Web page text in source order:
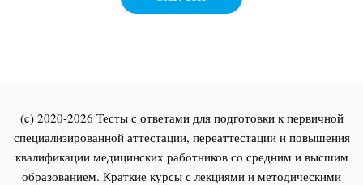
(c) 2020-2026 Тесты с ответами для подготовки к первичной
специализированной аттестации, переаттестации и повышения
квалификации медицинских работников со средним и высшим
образованием. Краткие курсы с лекциями и методическими